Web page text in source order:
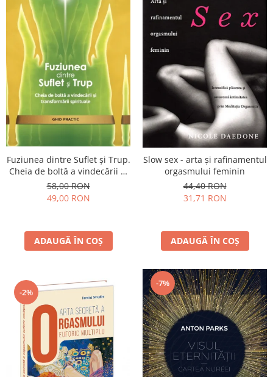
Fuziunea dintre Suflet și Trup.
Cheia de boltă a vindecării și
transformării spirituale
58,00 RON
49,00 RON
ADAUGĂ ÎN COȘ
Slow sex - arta şi rafinamentul
orgasmului feminin
44,40 RON
31,71 RON
ADAUGĂ ÎN COȘ
-2%
-7%